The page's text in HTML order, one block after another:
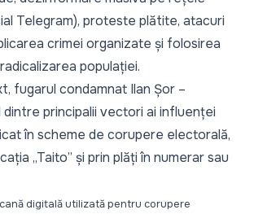
Telegram), proteste plătite, atacuri
crimei organizate și folosirea
populației.
fugarul condamnat Ilan Șor –
principalii vectori ai influenței
în scheme de corupere electorală,
„Taito” și prin plăți în numerar sau
digitală utilizată pentru corupere